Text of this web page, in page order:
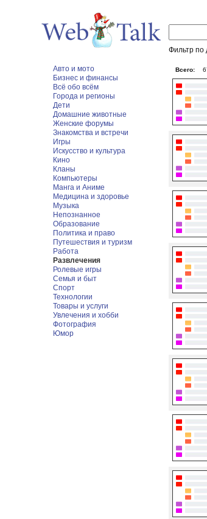
Фильтр по
Авто и мото
Бизнес и финансы
Всё обо всём
Города и регионы
Дети
Домашние животные
Женские форумы
Знакомства и встречи
Игры
Искусство и культура
Кино
Кланы
Компьютеры
Манга и Аниме
Медицина и здоровье
Музыка
Непознанное
Образование
Политика и право
Путешествия и туризм
Работа
Развлечения
Ролевые игры
Семья и быт
Спорт
Технологии
Товары и услуги
Увлечения и хобби
Фотография
Юмор
Всего: